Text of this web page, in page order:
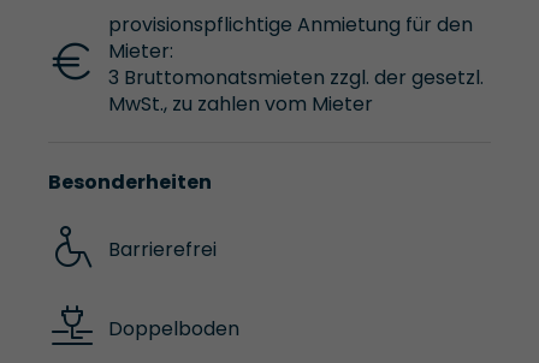
provisionspflichtige Anmietung für den
Mieter:
3 Bruttomonatsmieten zzgl. der gesetzl.
MwSt., zu zahlen vom Mieter
Besonderheiten
Barrierefrei
Doppelboden